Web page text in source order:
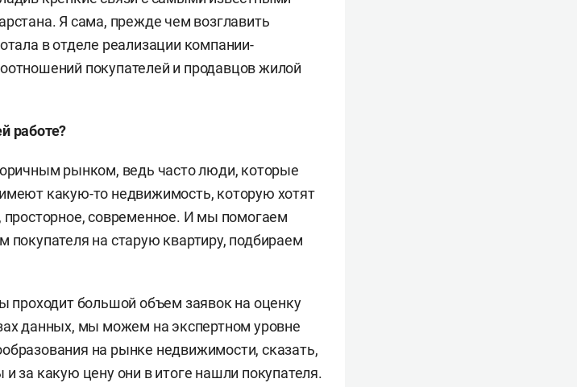
Я сама, прежде чем возглавить
в отделе реализации компании-
покупателей и продавцов жилой
работе?
рынком, ведь часто люди, которые
какую-то недвижимость, которую хотят
современное. И мы помогаем
на старую квартиру, подбираем
проходит большой объем заявок на оценку
данных, мы можем на экспертном уровне
на рынке недвижимости, сказать,
за какую цену они в итоге нашли покупателя.